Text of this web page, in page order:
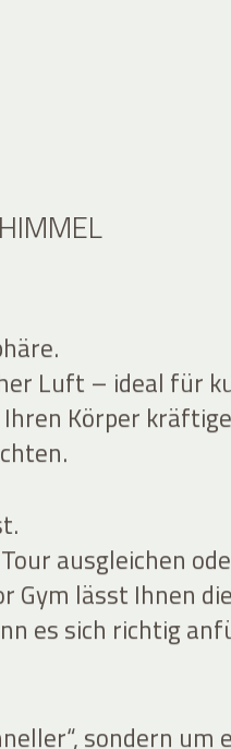
Luft – ideal für
Körper
ausgleichen
Gym lässt Ihnen
es sich richtig
sondern um